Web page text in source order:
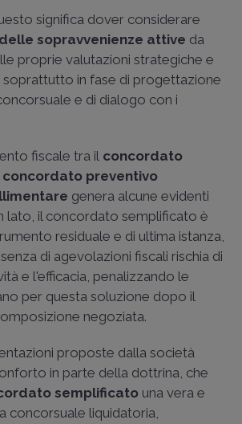
significa dover considerare
sopravvenienze attive da
proprie valutazioni strategiche e
soprattutto in fase di progettazione
e di dialogo con i
fiscale tra il concordato
concordato preventivo
genera alcune evidenti
lato, il concordato semplificato è
residuale e di ultima istanza,
di agevolazioni fiscali rischia di
e l'efficacia, penalizzando le
per questa soluzione dopo il
negoziata.
proposte dalla società
in parte della dottrina, che
semplificato una vera e
concorsuale liquidatoria,